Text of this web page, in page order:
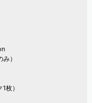
）
枚）